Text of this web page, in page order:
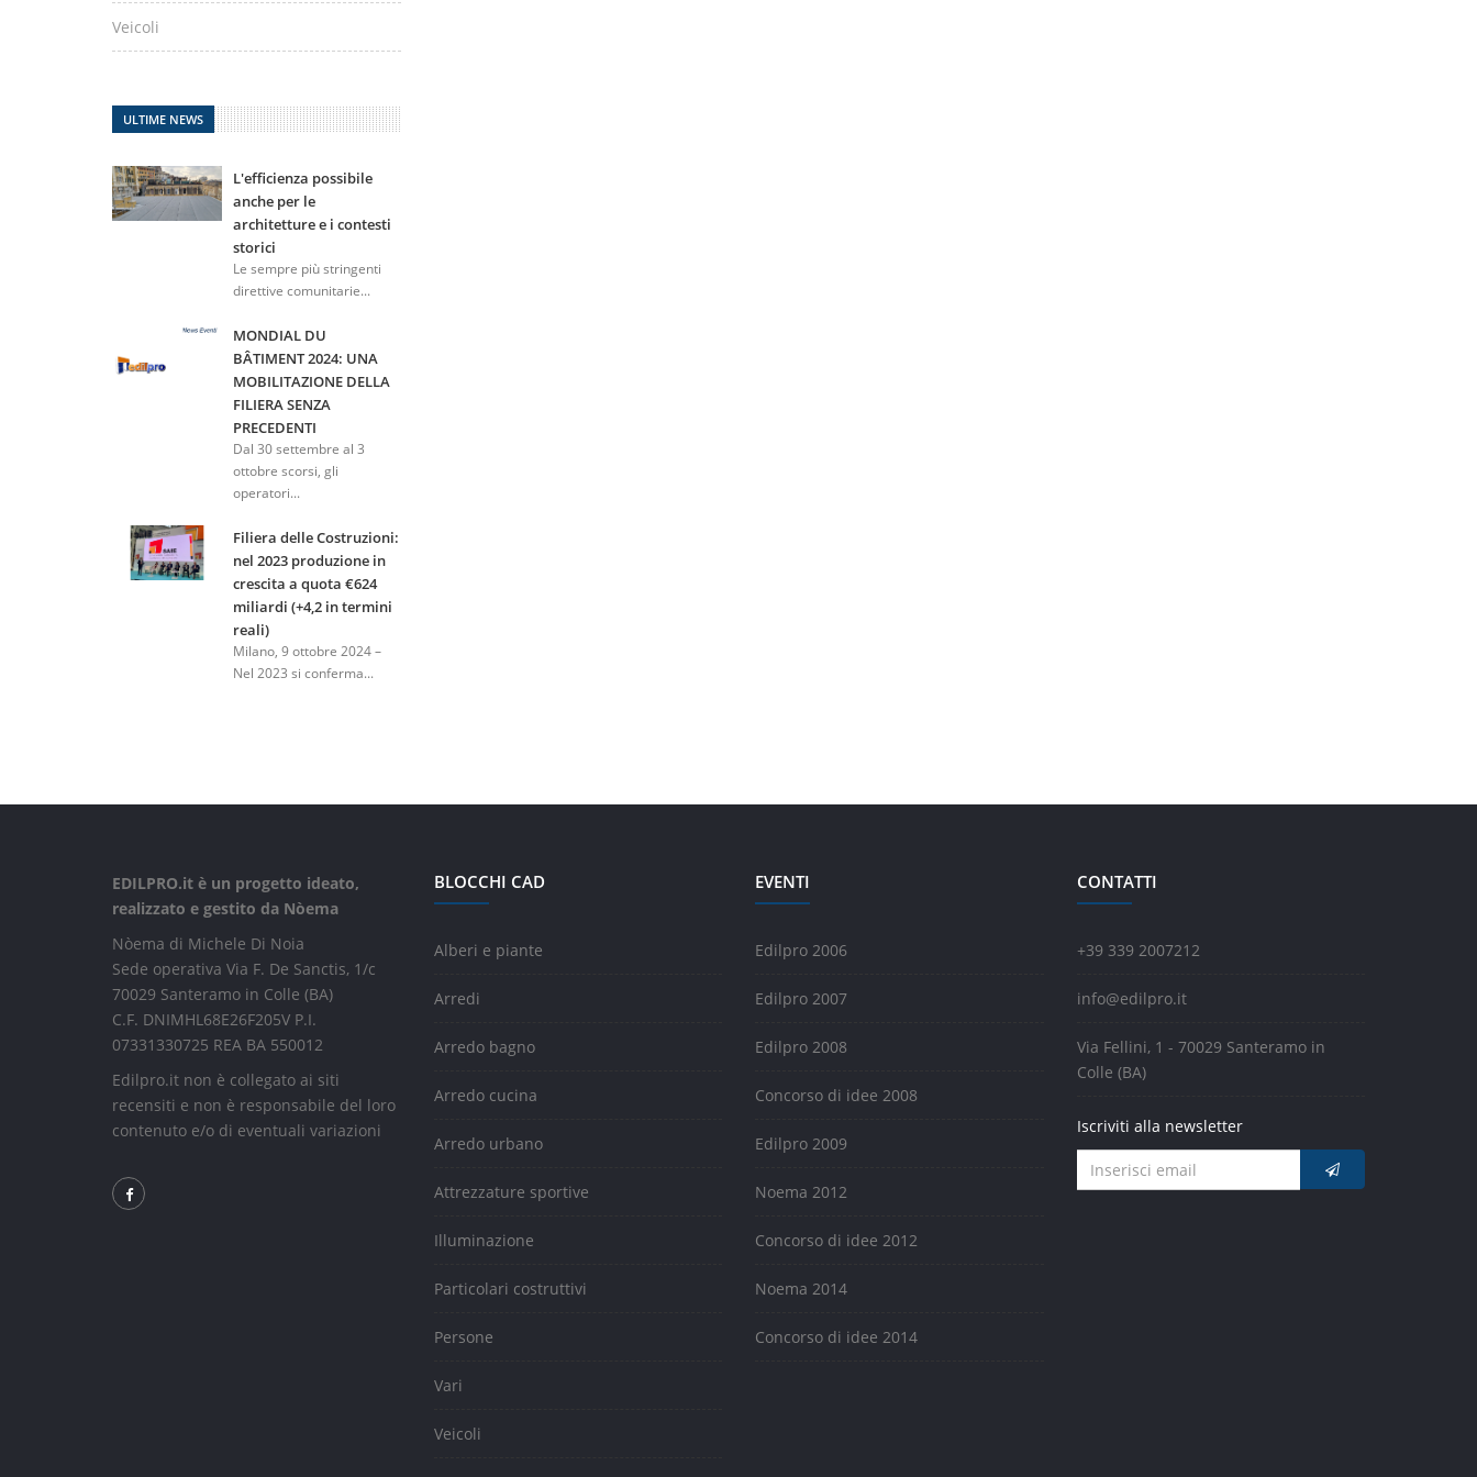
Veicoli
ULTIME NEWS
L'efficienza possibile
anche per le
architetture e i contesti
storici
Le sempre più stringenti
direttive comunitarie...
MONDIAL DU
BÂTIMENT 2024: UNA
MOBILITAZIONE DELLA
FILIERA SENZA
PRECEDENTI
Dal 30 settembre al 3
ottobre scorsi, gli
operatori...
Filiera delle Costruzioni:
nel 2023 produzione in
crescita a quota €624
miliardi (+4,2 in termini
reali)
Milano, 9 ottobre 2024 –
Nel 2023 si conferma...
EDILPRO.it è un progetto ideato,
realizzato e gestito da Nòema
Nòema di Michele Di Noia
Sede operativa Via F. De Sanctis, 1/c
70029 Santeramo in Colle (BA)
C.F. DNIMHL68E26F205V P.I.
07331330725 REA BA 550012
Edilpro.it non è collegato ai siti
recensiti e non è responsabile del loro
contenuto e/o di eventuali variazioni
BLOCCHI CAD
Alberi e piante
Arredi
Arredo bagno
Arredo cucina
Arredo urbano
Attrezzature sportive
Illuminazione
Particolari costruttivi
Persone
Vari
Veicoli
EVENTI
Edilpro 2006
Edilpro 2007
Edilpro 2008
Concorso di idee 2008
Edilpro 2009
Noema 2012
Concorso di idee 2012
Noema 2014
Concorso di idee 2014
CONTATTI
+39 339 2007212
info@edilpro.it
Via Fellini, 1 - 70029 Santeramo in
Colle (BA)
Iscriviti alla newsletter